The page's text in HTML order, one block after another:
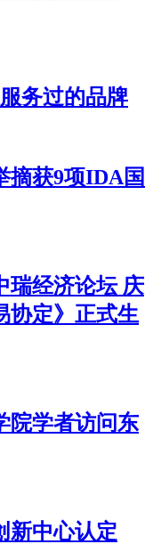
务过的品牌
摘获9项IDA国
瑞经济论坛 庆
协定》正式生
院学者访问东
新中心认定